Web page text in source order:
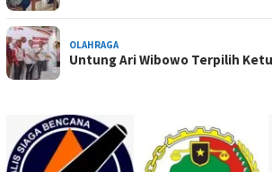
OLAHRAGA
Untung Ari Wibowo Terpilih